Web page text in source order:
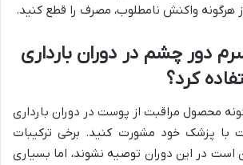
هرگونه واکنش نامطلوب، مصرف را قطع کنید.
دور چشم در دوران بارداری
کرد؟
محصول مراقبت از پوست در دوران بارداری
با پزشک خود مشورت کنید. برخی ترکیبات
است در این دوران توصیه نشوند، اما بسیاری